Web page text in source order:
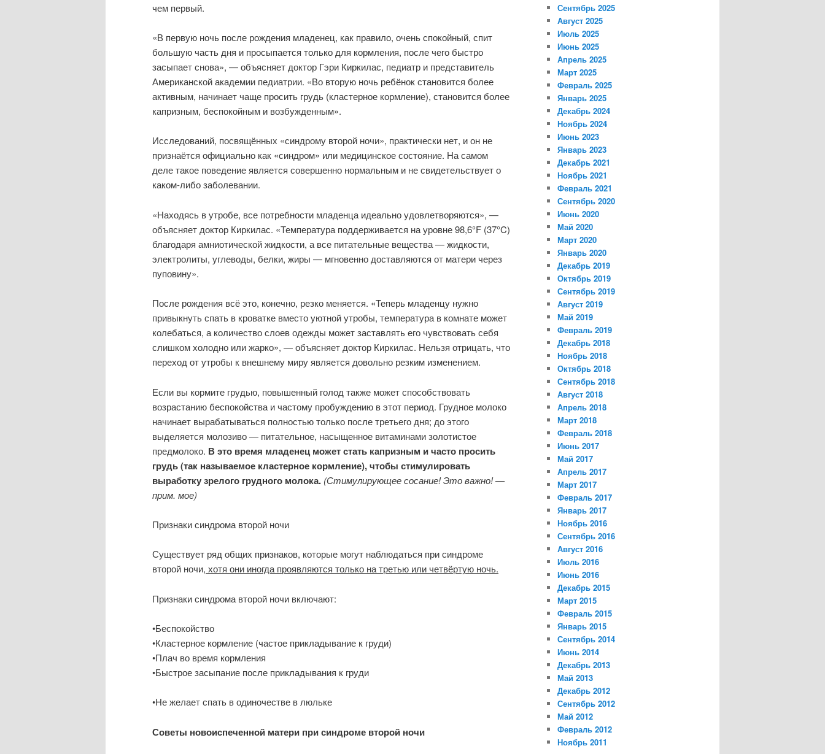
чем первый.
«В первую ночь после рождения младенец, как правило, очень спокойный, спит
большую часть дня и просыпается только для кормления, после чего быстро
засыпает снова», — объясняет доктор Гэри Киркилас, педиатр и представитель
Американской академии педиатрии. «Во вторую ночь ребёнок становится более
активным, начинает чаще просить грудь (кластерное кормление), становится более
капризным, беспокойным и возбужденным».
Исследований, посвящённых «синдрому второй ночи», практически нет, и он не
признаётся официально как «синдром» или медицинское состояние. На самом
деле такое поведение является совершенно нормальным и не свидетельствует о
каком-либо заболевании.
«Находясь в утробе, все потребности младенца идеально удовлетворяются», —
объясняет доктор Киркилас. «Температура поддерживается на уровне 98,6°F (37°C)
благодаря амниотической жидкости, а все питательные вещества — жидкости,
электролиты, углеводы, белки, жиры — мгновенно доставляются от матери через
пуповину».
После рождения всё это, конечно, резко меняется. «Теперь младенцу нужно
привыкнуть спать в кроватке вместо уютной утробы, температура в комнате может
колебаться, а количество слоев одежды может заставлять его чувствовать себя
слишком холодно или жарко», — объясняет доктор Киркилас. Нельзя отрицать, что
переход от утробы к внешнему миру является довольно резким изменением.
Если вы кормите грудью, повышенный голод также может способствовать
возрастанию беспокойства и частому пробуждению в этот период. Грудное молоко
начинает вырабатываться полностью только после третьего дня; до этого
выделяется молозиво — питательное, насыщенное витаминами золотистое
предмолоко. В это время младенец может стать капризным и часто просить
грудь (так называемое кластерное кормление), чтобы стимулировать
выработку зрелого грудного молока. (Стимулирующее сосание! Это важно! —
прим. мое)
Признаки синдрома второй ночи
Существует ряд общих признаков, которые могут наблюдаться при синдроме
второй ночи, хотя они иногда проявляются только на третью или четвёртую ночь.
Признаки синдрома второй ночи включают:
•Беспокойство
•Кластерное кормление (частое прикладывание к груди)
•Плач во время кормления
•Быстрое засыпание после прикладывания к груди
•Не желает спать в одиночестве в люльке
Советы новоиспеченной матери при синдроме второй ночи
Сентябрь 2025
Август 2025
Июль 2025
Июнь 2025
Апрель 2025
Март 2025
Февраль 2025
Январь 2025
Декабрь 2024
Ноябрь 2024
Июнь 2023
Январь 2023
Декабрь 2021
Ноябрь 2021
Февраль 2021
Сентябрь 2020
Июнь 2020
Май 2020
Март 2020
Январь 2020
Декабрь 2019
Октябрь 2019
Сентябрь 2019
Август 2019
Май 2019
Февраль 2019
Декабрь 2018
Ноябрь 2018
Октябрь 2018
Сентябрь 2018
Август 2018
Апрель 2018
Март 2018
Февраль 2018
Июнь 2017
Май 2017
Апрель 2017
Март 2017
Февраль 2017
Январь 2017
Ноябрь 2016
Сентябрь 2016
Август 2016
Июль 2016
Июнь 2016
Декабрь 2015
Март 2015
Февраль 2015
Январь 2015
Сентябрь 2014
Июнь 2014
Декабрь 2013
Май 2013
Декабрь 2012
Сентябрь 2012
Май 2012
Февраль 2012
Ноябрь 2011